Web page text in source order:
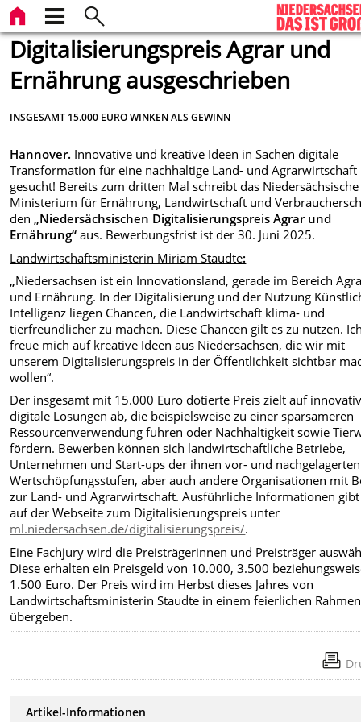
Digitalisierungspreis Agrar und
Ernährung ausgeschrieben
INSGESAMT 15.000 EURO WINKEN ALS GEWINN
Hannover. Innovative und kreative Ideen in Sachen digitale
Transformation für eine nachhaltige Land- und Agrarwirtschaft
gesucht! Bereits zum dritten Mal schreibt das Niedersächsische
Ministerium für Ernährung, Landwirtschaft und
den„Niedersächsischen Digitalisierungspreis Agrar und
Ernährung“ aus. Bewerbungsfrist ist der 30. Juni 2025.
Landwirtschaftsministerin Miriam Staudte:
„Niedersachsen ist ein Innovationsland, gerade im Bereich
und Ernährung. In der Digitalisierung und der Nutzung
Intelligenz liegen Chancen, die Landwirtschaft klima- und
tierfreundlicher zu machen. Diese Chancen gilt es zu nutzen.
freue mich auf kreative Ideen aus Niedersachsen, die wir mit
unserem Digitalisierungspreis in der Öffentlichkeit sichtbar
wollen“.
Der insgesamt mit 15.000 Euro dotierte Preis zielt auf
digitale Lösungen ab, die beispielsweise zu einer sparsameren
Ressourcenverwendung führen oder Nachhaltigkeit sowie
fördern. Bewerben können sich landwirtschaftliche Betriebe,
Unternehmen und Start-ups der ihnen vor- und nachgelagerten
Wertschöpfungsstufen, aber auch andere Organisationen mit
zur Land- und Agrarwirtschaft. Ausführliche Informationen gibt
auf der Webseite zum Digitalisierungspreis unter
ml.niedersachsen.de/digitalisierungspreis/.
Eine Fachjury wird die Preisträgerinnen und Preisträger
Diese erhalten ein Preisgeld von 10.000, 3.500
1.500 Euro. Der Preis wird im Herbst dieses Jahres von
Landwirtschaftsministerin Staudte in einem feierlichen Rahmen
übergeben.
Artikel-Informationen